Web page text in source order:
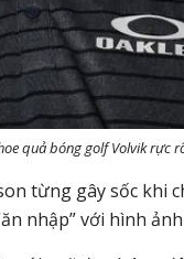
quả bóng golf Volvik rực
từng gây sốc khi
nhập” với hình